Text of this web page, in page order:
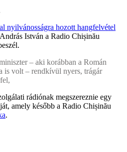
nyilvánosságra hozott hangfelvétel
István a Radio Chișinău
– aki korábban a Román
is volt – rendkívül nyers, trágár
rádiónak megszereznie egy
amely később a Radio Chișinău
.